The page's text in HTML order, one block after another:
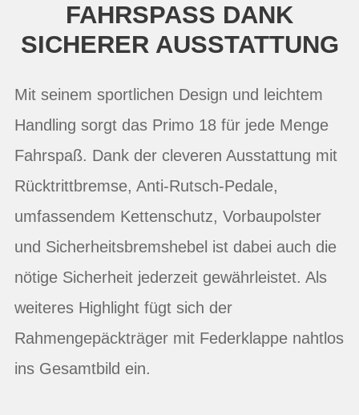
FAHRSPASS DANK S
ICHERER AUSSTATTUNG
Mit seinem sportlichen Design und leichtem
Handling sorgt das Primo 18 für jede Menge
Fahrspaß. Dank der cleveren Ausstattung mit
Rücktrittbremse, Anti-Rutsch-Pedale,
umfassendem Kettenschutz, Vorbaupolster
und Sicherheitsbremshebel ist dabei auch die
nötige Sicherheit jederzeit gewährleistet. Als
weiteres Highlight fügt sich der
Rahmengepäckträger mit Federklappe nahtlos
ins Gesamtbild ein.